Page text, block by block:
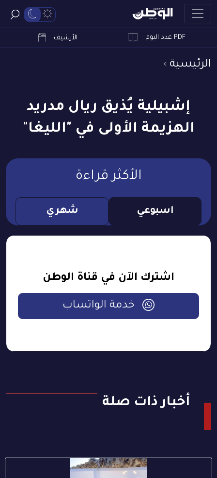
PDF عدد اليوم الأرشيف
الرئيسية
إشبيلية يُذيق ريال مدريد
الهزيمة الأولى في "الليغا"
الأكثر قراءة
اسبوعي شهري
اشترك الآن في قناة الوطن
خدمة الواتساب
أخبار ذات صلة